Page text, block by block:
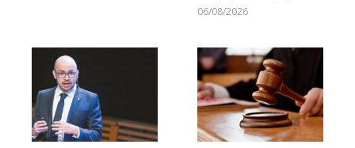
06/08/2026